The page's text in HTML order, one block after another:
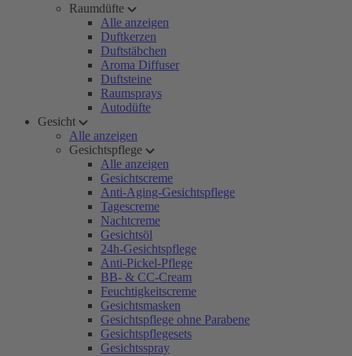
Raumdüfte
Alle anzeigen
Duftkerzen
Duftstäbchen
Aroma Diffuser
Duftsteine
Raumsprays
Autodüfte
Gesicht
Alle anzeigen
Gesichtspflege
Alle anzeigen
Gesichtscreme
Anti-Aging-Gesichtspflege
Tagescreme
Nachtcreme
Gesichtsöl
24h-Gesichtspflege
Anti-Pickel-Pflege
BB- & CC-Cream
Feuchtigkeitscreme
Gesichtsmasken
Gesichtspflege ohne Parabene
Gesichtspflegesets
Gesichtsspray